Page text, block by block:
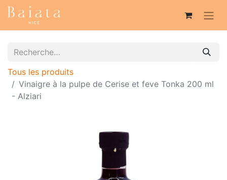
Tous les produits
Vinaigre à la pulpe de Cerise et feve Tonka 200 ml
- Alziari